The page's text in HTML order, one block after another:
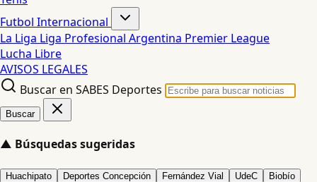
Futbol Internacional
La Liga Liga Profesional Argentina Premier League
Lucha Libre
AVISOS LEGALES
Buscar en SABES Deportes
Buscar
▲ Búsquedas sugeridas
Huachipato Deportes Concepción Fernández Vial UdeC Biobío